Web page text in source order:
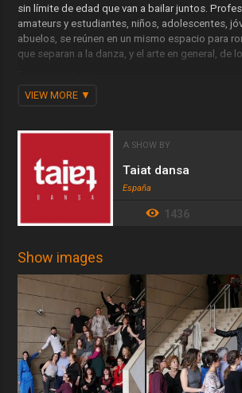
sin límite de edad que van a bailar juntos.
amateurs y estudiantes, niños, adolescentes,
abuelos, se reúnen en un mismo espacio para
que separan a la danza, y el arte en general, de
Dirección artística: Meritxell Barberá and Inma
intérpretes de cada encuentro Dance Generation.
Música original: David Barberá (Caldo).
Diseño de imagen: Nuria Riaza.
Management: Marta Fernández.
Coproducción: Museo IVAM, Fira Mediterrània
VIEW MORE
A SHOW BY
Taiat dansa
España
1436
Show images